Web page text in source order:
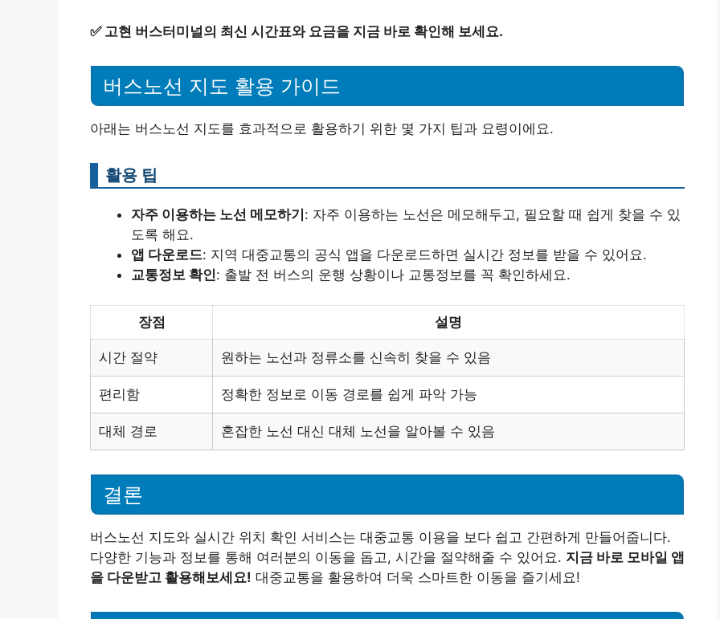
✅ 고현 버스터미널의 최신 시간표와 요금을 지금 바로 확인해 보세요.
버스노선 지도 활용 가이드
아래는 버스노선 지도를 효과적으로 활용하기 위한 몇 가지 팁과 요령이에요.
활용 팁
자주 이용하는 노선 메모하기: 자주 이용하는 노선은 메모해두고, 필요할 때 쉽게 찾을 수 있
도록 해요.
앱 다운로드: 지역 대중교통의 공식 앱을 다운로드하면 실시간 정보를 받을 수 있어요.
교통정보 확인: 출발 전 버스의 운행 상황이나 교통정보를 꼭 확인하세요.
장점 설명
시간 절약 원하는 노선과 정류소를 신속히 찾을 수 있음
편리함 정확한 정보로 이동 경로를 쉽게 파악 가능
대체 경로 혼잡한 노선 대신 대체 노선을 알아볼 수 있음
결론
버스노선 지도와 실시간 위치 확인 서비스는 대중교통 이용을 보다 쉽고 간편하게 만들어줍니다.
다양한 기능과 정보를 통해 여러분의 이동을 돕고, 시간을 절약해줄 수 있어요. 지금 바로 모바일 앱
을 다운받고 활용해보세요! 대중교통을 활용하여 더욱 스마트한 이동을 즐기세요!